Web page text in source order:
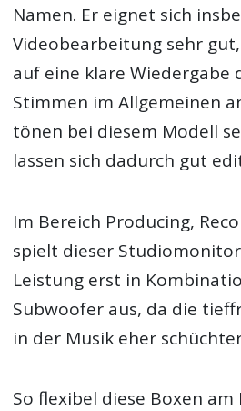
Namen. Er eignet sich
Videobearbeitung sehr
auf eine klare Wiedergabe
Stimmen im Allgemeinen
tönen bei diesem Modell
lassen sich dadurch gut
Im Bereich Producing,
spielt dieser
Leistung erst in
Subwoofer aus, da die
in der Musik eher
So flexibel diese Boxen